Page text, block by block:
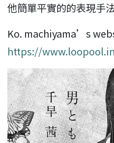
他簡單平實的的表現手
Ko. machiyama’s
https://